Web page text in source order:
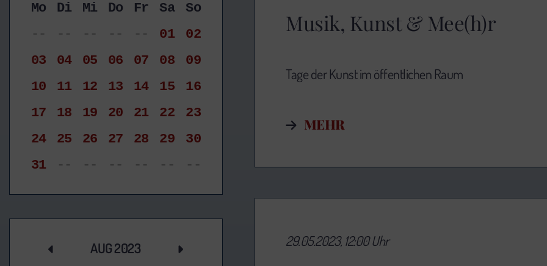
Mo Di Mi Do Fr Sa
So
--
-- -- -- -- 01
02
03
04 05 06 07 08
09
10
11 12 13 14 15
16
17
18 19 20 21 22
23
24
25 26 27 28 29
30
31
-- -- -- -- -- --
AUG 2023
Musik, Kunst & Mee(h)r
Tage der Kunst im öffentlichen Raum
MEHR
29.05.2023, 12:00 Uhr